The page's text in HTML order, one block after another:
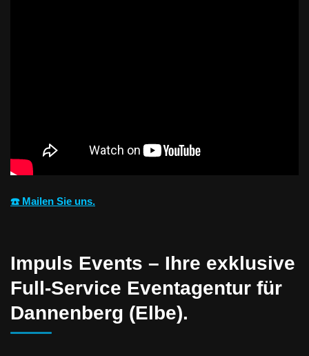
☎️ Mailen Sie uns.
Impuls Events – Ihre exklusive
Full-Service Eventagentur für
Dannenberg (Elbe).